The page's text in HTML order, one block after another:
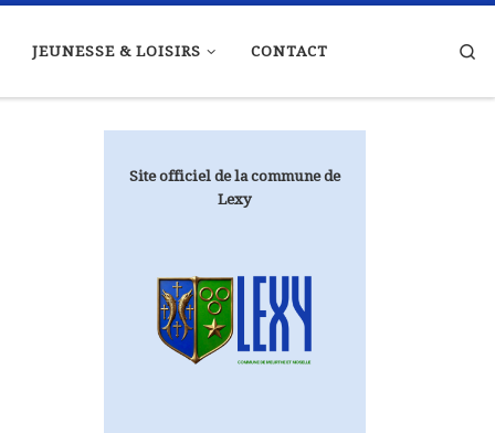
JEUNESSE & LOISIRS CONTACT
Site officiel de la commune de
Lexy